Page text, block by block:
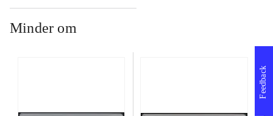
Minder om
Feedback